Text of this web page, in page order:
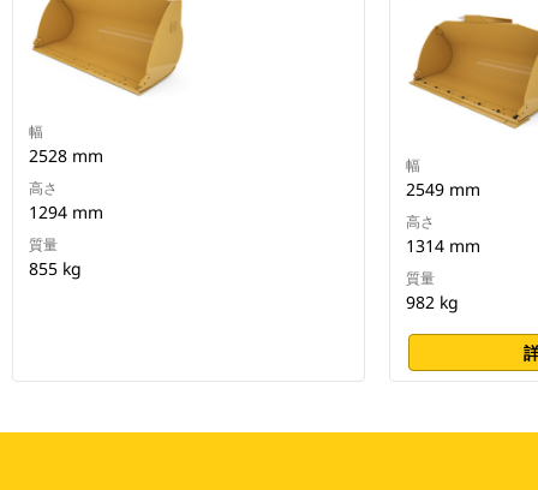
幅
2528 mm
高さ
1294 mm
質量
855 kg
幅
2549 mm
高さ
1314 mm
質量
982 kg